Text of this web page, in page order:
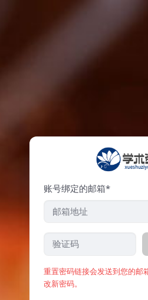
账号绑定的邮箱*
重置密码链接会发送到您的邮
改新密码。